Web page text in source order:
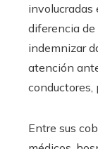
involucradas
diferencia
indemnizar
atención
conductores,
Entre sus